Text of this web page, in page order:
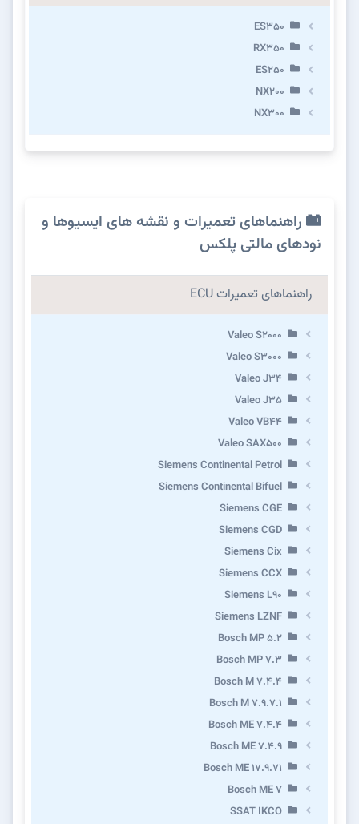
ES350
RX350
ES250
NX200
NX300
راهنماهای تعمیرات و نقشه های ایسیوها و
نودهای مالتی پلکس
راهنماهای تعمیرات ECU
Valeo S2000
Valeo S3000
Valeo J34
Valeo J35
Valeo VB44
Valeo SAX500
Siemens Continental Petrol
Siemens Continental Bifuel
Siemens CGE
Siemens CGD
Siemens Cix
Siemens CCX
Siemens L90
Siemens LZNF
Bosch MP 5.2
Bosch MP 7.3
Bosch M 7.4.4
Bosch M 7.9.7.1
Bosch ME 7.4.4
Bosch ME 7.4.9
Bosch ME 17.9.71
Bosch ME 7
SSAT IKCO